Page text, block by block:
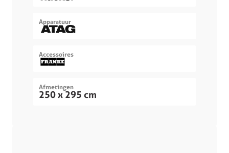
Apparatuur
Accessoires
Afmetingen
250 x 295 cm